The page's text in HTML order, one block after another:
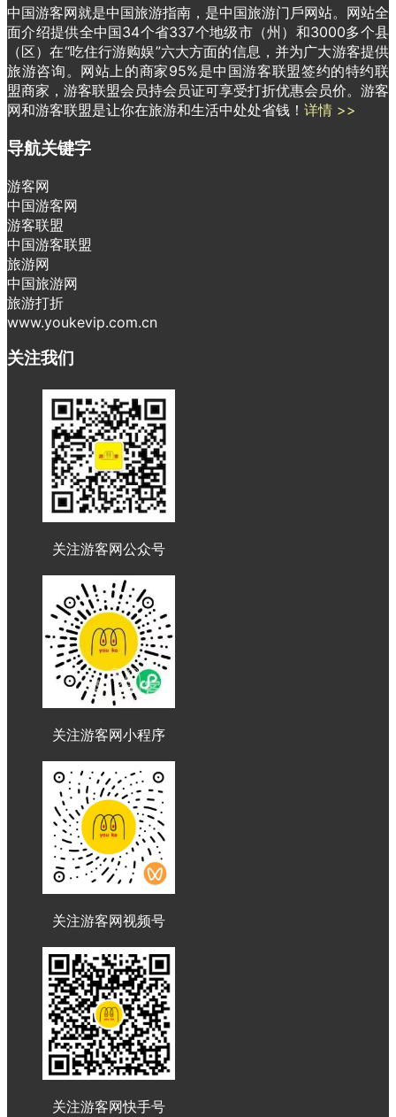
中国游客网就是中国旅游指南，是中国旅游门戶网站。网站全
面介绍提供全中国34个省337个地级市（州）和3000多个县
（区）在“吃住行游购娱”六大方面的信息，并为广大游客提供
旅游咨询。网站上的商家95%是中国游客联盟签约的特约联
盟商家，游客联盟会员持会员证可享受打折优惠会员价。游客
网和游客联盟是让你在旅游和生活中处处省钱！ 详情 >>
导航关键字
游客网
中国游客网
游客联盟
中国游客联盟
旅游网
中国旅游网
旅游打折
www.youkevip.com.cn
关注我们
关注游客网公众号
关注游客网小程序
关注游客网视频号
关注游客网快手号